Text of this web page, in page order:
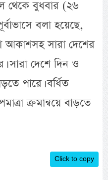
থেকে বুধবার (২৬
বলা হয়েছে,
আকাশসহ সারা দেশের
সারা দেশে দিন ও
পারে। বর্ধিত
ক্রমান্বয়ে বাড়তে
Click to copy